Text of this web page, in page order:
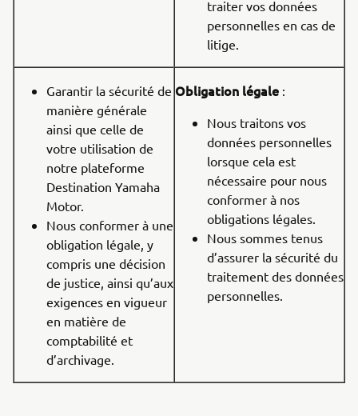
traiter vos données
personnelles en cas de
litige.
Garantir la sécurité de
manière générale
ainsi que celle de
votre utilisation de
notre plateforme
Destination Yamaha
Motor.
Nous conformer à une
obligation légale, y
compris une décision
de justice, ainsi qu’aux
exigences en vigueur
en matière de
comptabilité et
d’archivage.
Obligation légale :
Nous traitons vos
données personnelles
lorsque cela est
nécessaire pour nous
conformer à nos
obligations légales.
Nous sommes tenus
d’assurer la sécurité du
traitement des données
personnelles.